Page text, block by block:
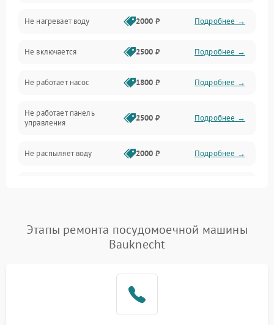
Датчики
Нагрев
Вода
Гигиена
Программное обеспечение
Не нагревает воду 2000 ₽ Подробнее →
Не включается 2500 ₽ Подробнее →
Не работает насос 1800 ₽ Подробнее →
Не работает панель
управления
2500 ₽ Подробнее →
Не распыляет воду 2000 ₽ Подробнее →
Проблемы с набором
воды
1800 ₽ Подробнее →
1700 ₽
Этапы ремонта посудомоечной машины
Bauknecht